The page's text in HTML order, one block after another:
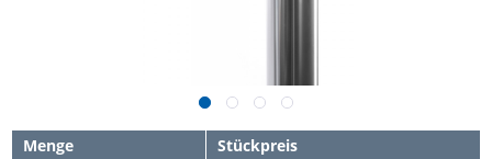
Menge
Stückpreis